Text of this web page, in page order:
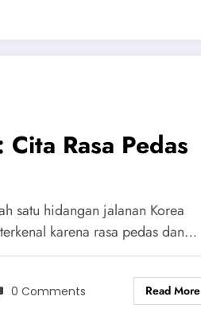
Rasa Pedas
satu hidangan jalanan Korea
karena rasa pedas dan…
0 Comments Read More